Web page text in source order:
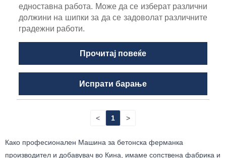
едноставна работа. Може да се изберат различни
должини на шипки за да се задоволат различните
градежни работи.
Прочитај повеќе
Испрати барање
< 1 >
Како професионален Машина за бетонска ферманка
производител и добавувач во Кина, имаме сопствена фабрика и